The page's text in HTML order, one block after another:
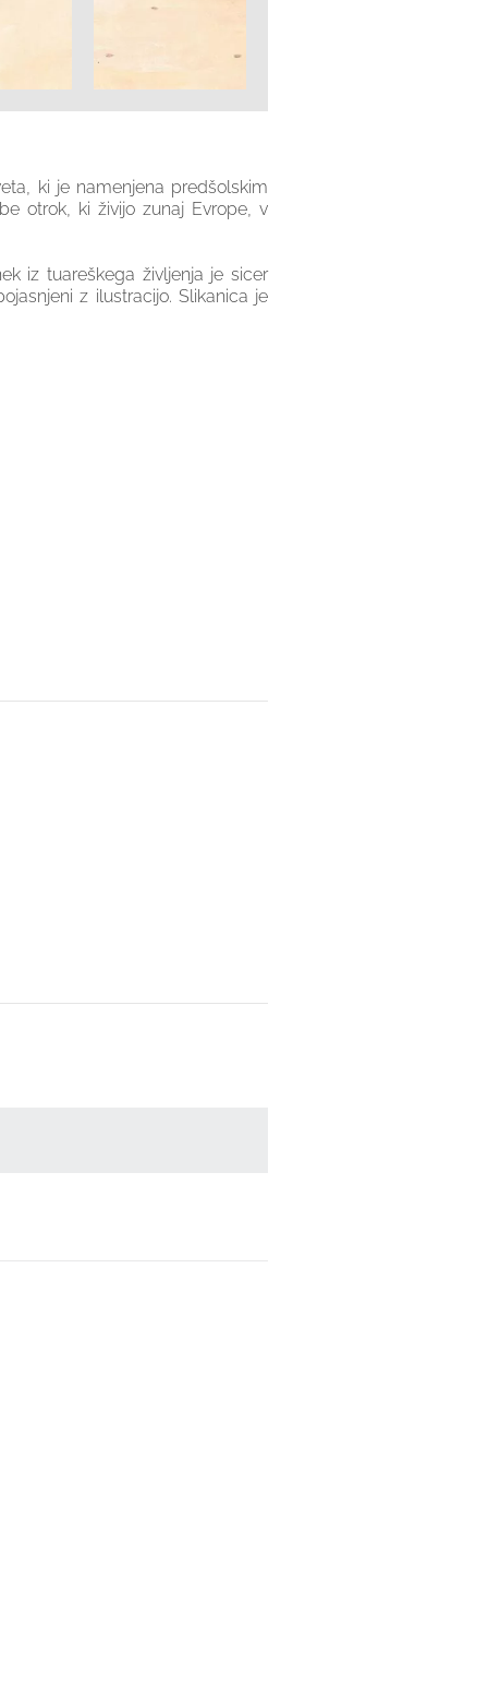
ki je namenjena predšolskim
otrok, ki živijo zunaj Evrope, v
iz tuareškega življenja je sicer
z ilustracijo. Slikanica je